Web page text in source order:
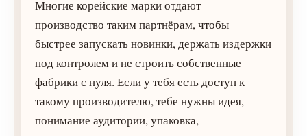
Многие корейские марки отдают
производство таким партнёрам, чтобы
быстрее запускать новинки, держать издержки
под контролем и не строить собственные
фабрики с нуля. Если у тебя есть доступ к
такому производителю, тебе нужны идея,
понимание аудитории, упаковка,